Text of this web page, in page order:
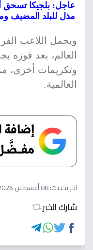
عاجل: بلجيكا تسحق
مذل للبلد المضيف
ويحمل اللاعب
العالم، بعد فوزه
وتكريمات أخرى،
العالمية.
اخر تحديث:08 أغسطس 2026 الساعة 11:04 مساءاً
شارك الخبر